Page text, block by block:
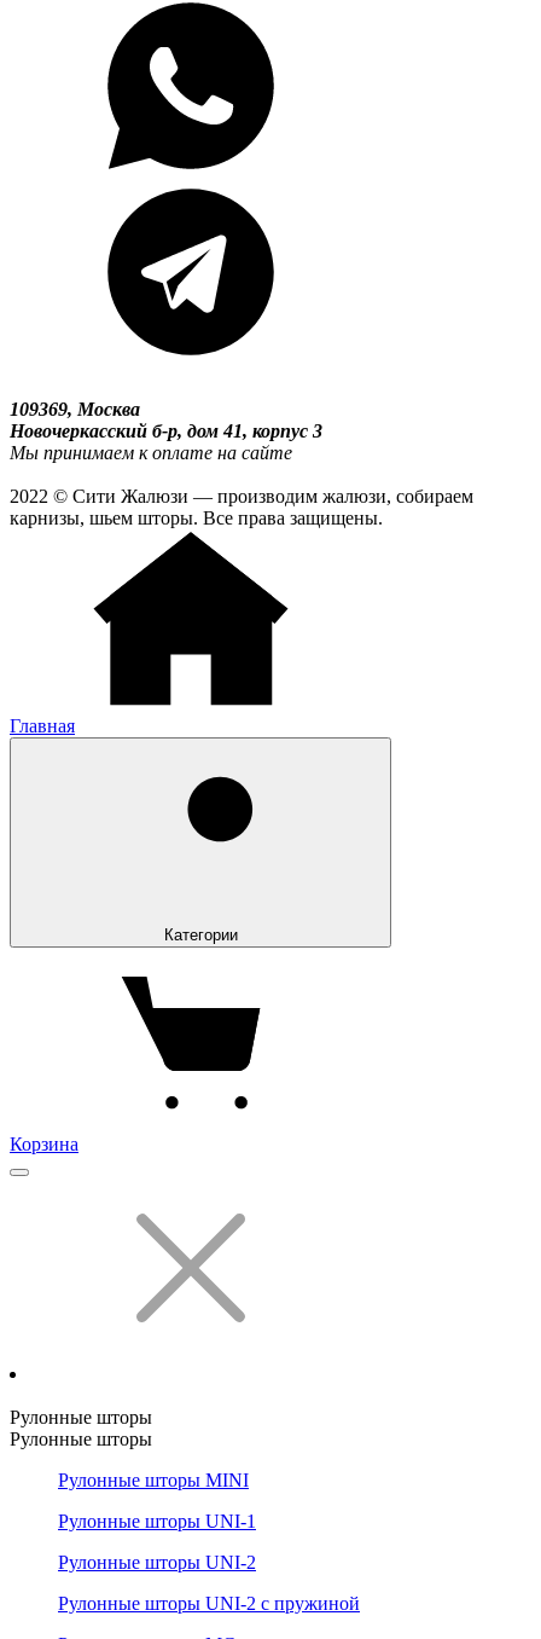
109369, Москва
Новочеркасский б-р, дом 41, корпус 3
Мы принимаем к оплате на сайте
2022 © Сити Жалюзи — производим жалюзи, собираем
карнизы, шьем шторы. Все права защищены.
Главная
Категории
Корзина
Рулонные шторы
Рулонные шторы
Рулонные шторы MINI
Рулонные шторы UNI-1
Рулонные шторы UNI-2
Рулонные шторы UNI-2 с пружиной